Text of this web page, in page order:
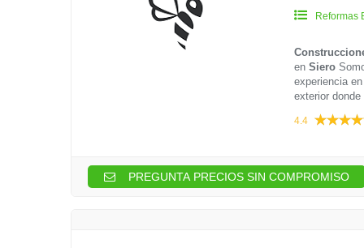
Reformas
enSiero
experiencia
exterior
4.4
PREGUNTA PRECIOS SIN COMPROMISO